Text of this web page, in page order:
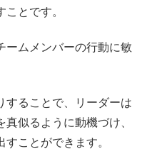
とです。
ームメンバーの行動に敏
することで、リーダーは
似るように動機づけ、
ことができます。